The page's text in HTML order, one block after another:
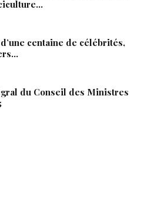
centaine de célébrités,
du Conseil des Ministres